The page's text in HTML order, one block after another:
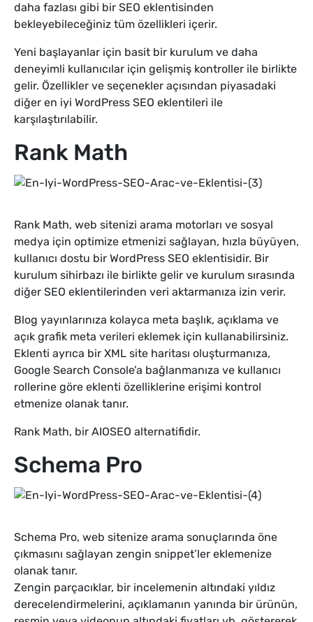
daha fazlası gibi bir SEO eklentisinden
bekleyebileceğiniz tüm özellikleri içerir.
Yeni başlayanlar için basit bir kurulum ve daha
deneyimli kullanıcılar için gelişmiş kontroller ile birlikte
gelir. Özellikler ve seçenekler açısından piyasadaki
diğer en iyi WordPress SEO eklentileri ile
karşılaştırılabilir.
Rank Math
Rank Math, web sitenizi arama motorları ve sosyal
medya için optimize etmenizi sağlayan, hızla büyüyen,
kullanıcı dostu bir WordPress SEO eklentisidir. Bir
kurulum sihirbazı ile birlikte gelir ve kurulum sırasında
diğer SEO eklentilerinden veri aktarmanıza izin verir.
Blog yayınlarınıza kolayca meta başlık, açıklama ve
açık grafik meta verileri eklemek için kullanabilirsiniz.
Eklenti ayrıca bir XML site haritası oluşturmanıza,
Google Search Console’a bağlanmanıza ve kullanıcı
rollerine göre eklenti özelliklerine erişimi kontrol
etmenize olanak tanır.
Rank Math, bir AIOSEO alternatifidir.
Schema Pro
Schema Pro, web sitenize arama sonuçlarında öne
çıkmasını sağlayan zengin snippet’ler eklemenize
olanak tanır.
Zengin parçacıklar, bir incelemenin altındaki yıldız
derecelendirmelerini, açıklamanın yanında bir ürünün,